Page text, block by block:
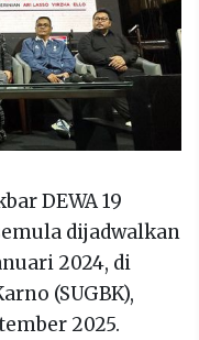
DEWA 19
dijadwalkan
2024, di
(SUGBK),
2025.